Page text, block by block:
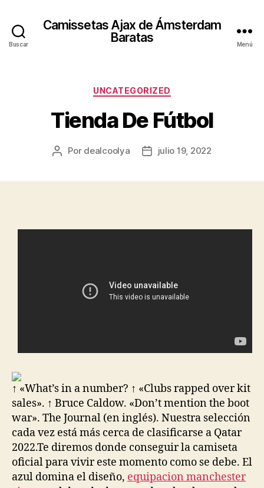
Buscar
Camissetas Ajax de Ámsterdam
Baratas
Menú
Categorías
UNCATEGORIZED
Tienda De Fútbol
Autor
Por dealcoolya
Fechajulio 19, 2022
↑ «What’s in a number? ↑ «Clubs rapped over kit
sales». ↑ Bruce Caldow. «Don’t mention the boot
war». The Journal (en inglés). Nuestra selección
cada vez está más cerca de clasificarse a Qatar
2022.Te diremos donde conseguir la camiseta
oficial para vivir este momento como se debe. El
azul domina el diseño, equipacion manchester